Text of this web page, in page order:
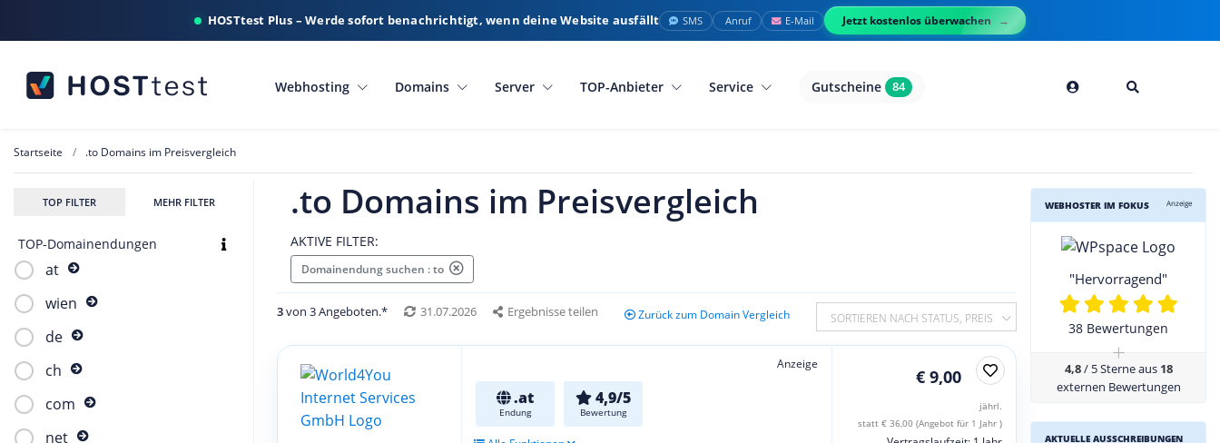
HOSTtest Plus – Werde sofort benachrichtigt, wenn deine Website ausfällt SMS Anruf E-Mail Jetzt kostenlos überwachen
Webhosting Domains Server TOP-Anbieter Service Gutscheine 84
Startseite .to Domains im Preisvergleich
TOP FILTER MEHR FILTER
TOP-Domainendungen
at
wien
de
ch
com
net
.to Domains im Preisvergleich
AKTIVE FILTER:
Domainendung suchen : to
3von 3 Angeboten.* 31.07.2026 Ergebnisse teilen Zurück zum Domain Vergleich SORTIEREN NACH STATUS, PREIS
Anzeige
.at
Endung
4,9/5
Bewertung
€ 9,00
jährl.
statt € 36,00 (Angebot für 1 Jahr )
WEBHOSTER IM FOKUS Anzeige
"Hervorragend"
38 Bewertungen
+
4,8/ 5 Sterne aus 18
externen Bewertungen
AKTUELLE AUSSCHREIBUNGEN